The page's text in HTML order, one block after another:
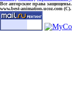
Все авторские права
www.best-animation.ucoz.com (C).